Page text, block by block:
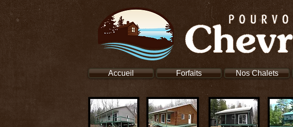
Accueil Forfaits Nos Chalets